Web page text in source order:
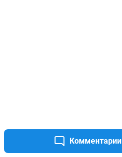
Комментарии